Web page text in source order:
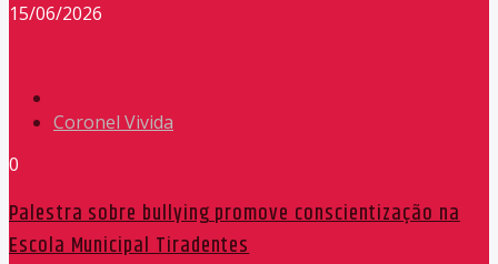
15/06/2026
Coronel Vivida
0
Palestra sobre bullying promove conscientização na
Escola Municipal Tiradentes